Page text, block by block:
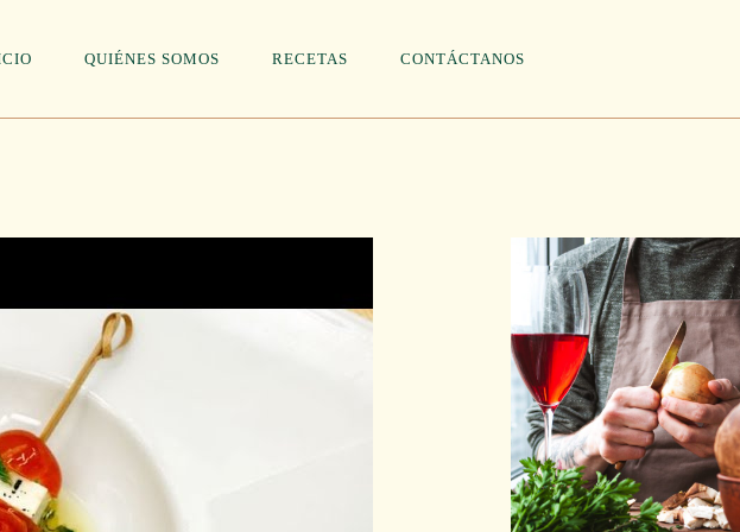
QUIÉNES SOMOS RECETAS CONTÁCTANOS